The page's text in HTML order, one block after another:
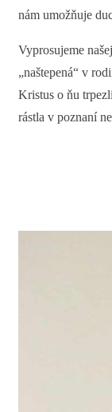
nám umožňuje
Vyprosujeme
„naštepená“ v
Kristus o ňu
rástla v poznaní